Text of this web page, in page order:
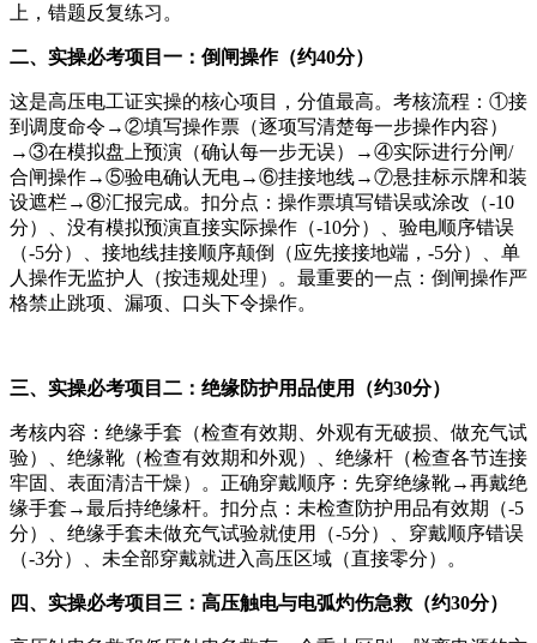
上，错题反复练习。
二、实操必考项目一：倒闸操作（约40分）
这是高压电工证实操的核心项目，分值最高。考核流程：①接
到调度命令→②填写操作票（逐项写清楚每一步操作内容）
→③在模拟盘上预演（确认每一步无误）→④实际进行分闸/
合闸操作→⑤验电确认无电→⑥挂接地线→⑦悬挂标示牌和装
设遮栏→⑧汇报完成。扣分点：操作票填写错误或涂改（-10
分）、没有模拟预演直接实际操作（-10分）、验电顺序错误
（-5分）、接地线挂接顺序颠倒（应先接接地端，-5分）、单
人操作无监护人（按违规处理）。最重要的一点：倒闸操作严
格禁止跳项、漏项、口头下令操作。
三、实操必考项目二：绝缘防护用品使用（约30分）
考核内容：绝缘手套（检查有效期、外观有无破损、做充气试
验）、绝缘靴（检查有效期和外观）、绝缘杆（检查各节连接
牢固、表面清洁干燥）。正确穿戴顺序：先穿绝缘靴→再戴绝
缘手套→最后持绝缘杆。扣分点：未检查防护用品有效期（-5
分）、绝缘手套未做充气试验就使用（-5分）、穿戴顺序错误
（-3分）、未全部穿戴就进入高压区域（直接零分）。
四、实操必考项目三：高压触电与电弧灼伤急救（约30分）